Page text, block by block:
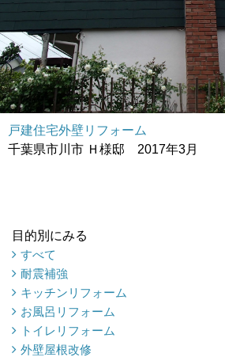
戸建住宅外壁リフォーム
千葉県市川市 Ｈ様邸 2017年3月
目的別にみる
すべて
耐震補強
キッチンリフォーム
お風呂リフォーム
トイレリフォーム
外壁屋根改修